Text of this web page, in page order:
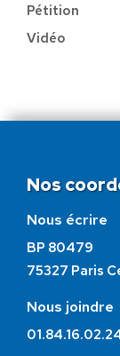
Pétition
Vidéo
Nos
Nous écrire
BP 80479
75327 Paris
Nous joindre